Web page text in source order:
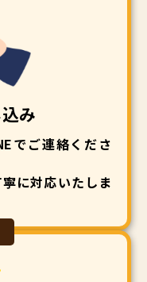
み
でご連絡くださ
に対応いたしま